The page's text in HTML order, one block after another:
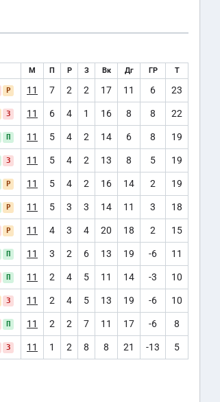
М П Р З Вк Дг ГР Т
Р 11 7 2 2 17 11 6 23
З 11 6 4 1 16 8 8 22
П 11 5 4 2 14 6 8 19
З 11 5 4 2 13 8 5 19
Р 11 5 4 2 16 14 2 19
Р 11 5 3 3 14 11 3 18
Р 11 4 3 4 20 18 2 15
П 11 3 2 6 13 19 -6 11
П 11 2 4 5 11 14 -3 10
З 11 2 4 5 13 19 -6 10
П 11 2 2 7 11 17 -6 8
З 11 1 2 8 8 21 -13 5